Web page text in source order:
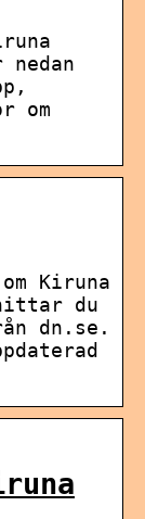
om
Kiruna
du
dn.se.